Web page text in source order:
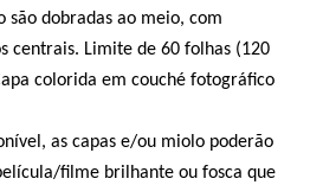
são dobradas ao meio, com
centrais. Limite de 60 folhas (120
colorida em couché fotográfico
as capas e/ou miolo poderão
filme brilhante ou fosca que